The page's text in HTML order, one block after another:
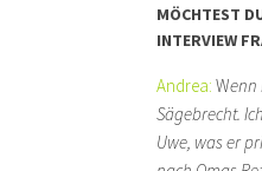
MÖCHTEST
INTERVIEW
Andrea: Wenn
Sägebrecht.
Uwe, was er